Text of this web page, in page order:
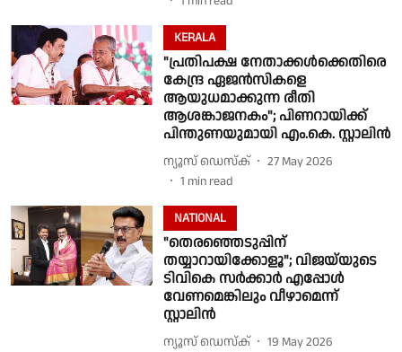
KERALA
"പ്രതിപക്ഷ നേതാക്കൾക്കെതിരെ
കേന്ദ്ര ഏജൻസികളെ
ആയുധമാക്കുന്ന രീതി
ആശങ്കാജനകം"; പിണറായിക്ക്
പിന്തുണയുമായി എം.കെ. സ്റ്റാലിന്‍
ന്യൂസ് ഡെസ്ക്
27 May 2026
1 min read
NATIONAL
"തെരഞ്ഞെടുപ്പിന്
തയ്യാറായിക്കോളൂ"; വിജയ്‌യുടെ
ടിവികെ സര്‍ക്കാര്‍ എപ്പോള്‍
വേണമെങ്കിലും വീഴാമെന്ന്
സ്റ്റാലിന്‍
ന്യൂസ് ഡെസ്ക്
19 May 2026